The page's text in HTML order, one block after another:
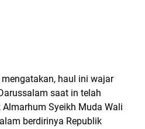
haul ini wajar
saat in telah
Syeikh Muda Wali
berdirinya Republik